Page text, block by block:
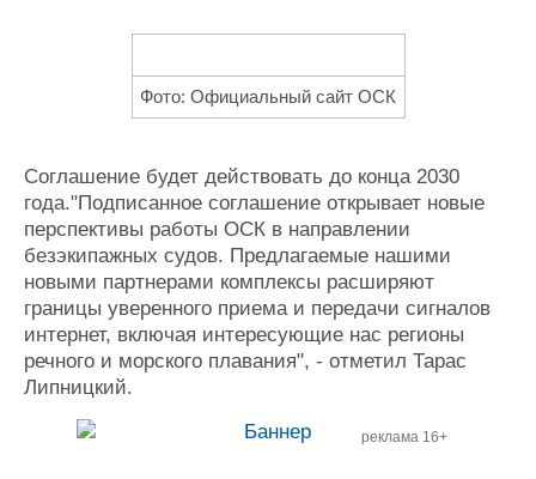
Фото: Официальный сайт ОСК
Соглашение будет действовать до конца 2030
года."Подписанное соглашение открывает новые
перспективы работы ОСК в направлении
безэкипажных судов. Предлагаемые нашими
новыми партнерами комплексы расширяют
границы уверенного приема и передачи сигналов
интернет, включая интересующие нас регионы
речного и морского плавания", - отметил Тарас
Липницкий.
реклама 16+